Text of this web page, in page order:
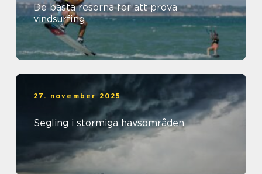
De bästa resorna för att prova
vindsurfing
27. november 2025
Segling i stormiga havsområden